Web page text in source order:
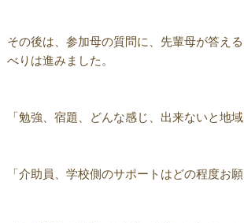
その後は、参加母の質問に、先輩母が答え
べりは進みました。
「勉強、宿題、どんな感じ、出来ないと地域
「介助員、学校側のサポートはどの程度お願